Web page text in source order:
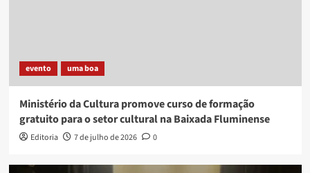
evento uma boa
Ministério da Cultura promove curso de formação
gratuito para o setor cultural na Baixada Fluminense
Editoria 7 de julho de 2026 0